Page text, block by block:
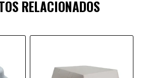
RELACIONADOS